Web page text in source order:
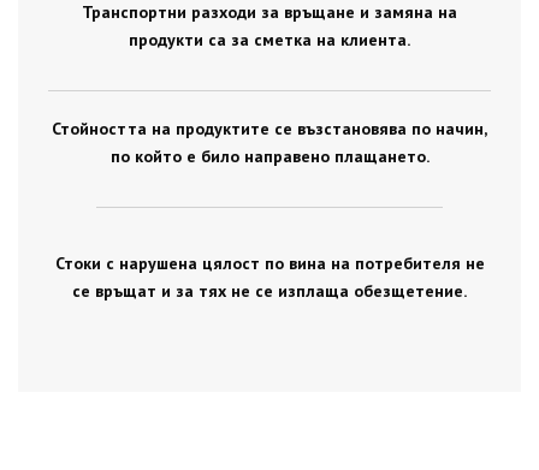
Транспортни разходи за връщане и замяна на
продукти са за сметка на клиента.
Стойността на продуктите се възстановява по начин,
по който е било направено плащането.
Стоки с нарушена цялост по вина на потребителя не
се връщат и за тях не се изплаща обезщетение.